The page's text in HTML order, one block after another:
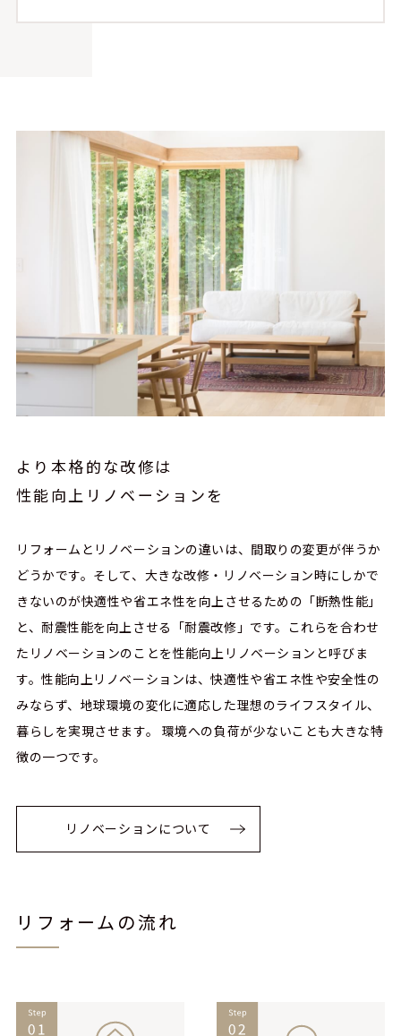
より本格的な改修は
性能向上リノベーションを
リフォームとリノベーションの違いは、間取りの変更が伴うか
どうかです。そして、大きな改修・リノベーション時にしかで
きないのが快適性や省エネ性を向上させるための「断熱性能」
と、耐震性能を向上させる「耐震改修」です。これらを合わせ
たリノベーションのことを性能向上リノベーションと呼びま
す。性能向上リノベーションは、快適性や省エネ性や安全性の
みならず、地球環境の変化に適応した理想のライフスタイル、
暮らしを実現させます。 環境への負荷が少ないことも大きな特
徴の一つです。
リノベーションについて
リフォームの流れ